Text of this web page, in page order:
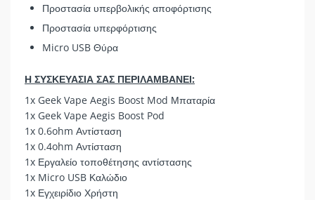
Προστασία υπερβολικής αποφόρτισης
Προστασία υπερφόρτισης
Micro USB Θύρα
Η ΣΥΣΚΕΥΑΣΙΑ ΣΑΣ ΠΕΡΙΛΑΜΒΑΝΕΙ:
1x Geek Vape Aegis Boost Mod Μπαταρία
1x Geek Vape Aegis Boost Pod
1x 0.6ohm Αντίσταση
1x 0.4ohm Αντίσταση
1x Εργαλείο τοποθέτησης αντίστασης
1x Micro USB Καλώδιο
1x Εγχειρίδιο Χρήστη